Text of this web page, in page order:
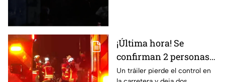
¡Última hora! Se
confirman 2 personas
fall3cidas y 7
Un tráiler pierde el control en